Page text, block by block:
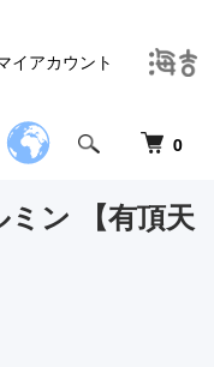
0
イアカウント
ン 【有頂天